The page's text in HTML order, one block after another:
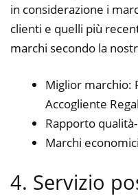
in considerazione i
clienti e quelli più
marchi secondo la
Miglior marchio:
Accogliente
Rapporto
Marchi
4. Servizio